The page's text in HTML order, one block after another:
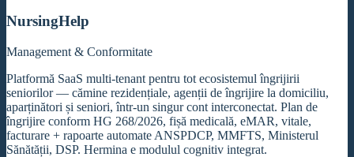
NursingHelp
Management & Conformitate
Platformă SaaS multi-tenant pentru tot ecosistemul îngrijirii
seniorilor — cămine rezidențiale, agenții de îngrijire la domiciliu,
aparținători și seniori, într-un singur cont interconectat. Plan de
îngrijire conform HG 268/2026, fișă medicală, eMAR, vitale,
facturare + rapoarte automate ANSPDCP, MMFTS, Ministerul
Sănătății, DSP. Hermina e modulul cognitiv integrat.